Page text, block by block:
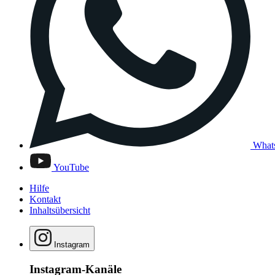
YouTube
Hilfe
Kontakt
Inhaltsübersicht
Instagram
Instagram-Kanäle